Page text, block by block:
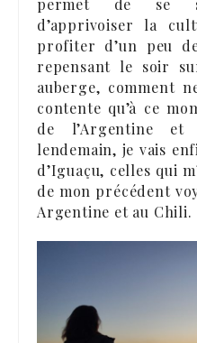
permet de se
d’apprivoiser la
profiter d’un peu
repensant le soir
auberge, comment
contente qu’à ce
de l’Argentine
lendemain, je vais
d’Iguaçu, celles qui
de mon précédent
Argentine et au Chili.